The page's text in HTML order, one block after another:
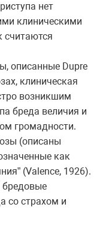
нет
клиническими
описанные Dupre
клиническая
возникшим
бреда величия и
громадности.
(описаны
как
(Valence, 1926).
бредовые
со страхом и